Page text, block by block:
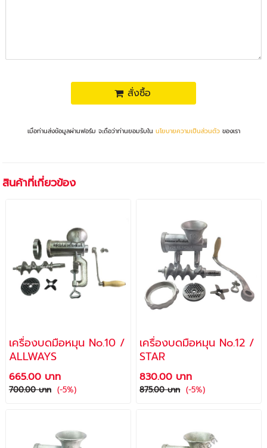
สั่งซื้อ
เมื่อท่านส่งข้อมูลผ่านฟอร์ม จะถือว่าท่านยอมรับใน นโยบายความเป็นส่วนตัวของเรา
สินค้าที่เกี่ยวข้อง
เครื่องบดมือหมุน No.10 /
ALLWAYS
665.00 บาท
700.00 บาท (-5%)
เครื่องบดมือหมุน No.12 /
STAR
830.00 บาท
875.00 บาท (-5%)